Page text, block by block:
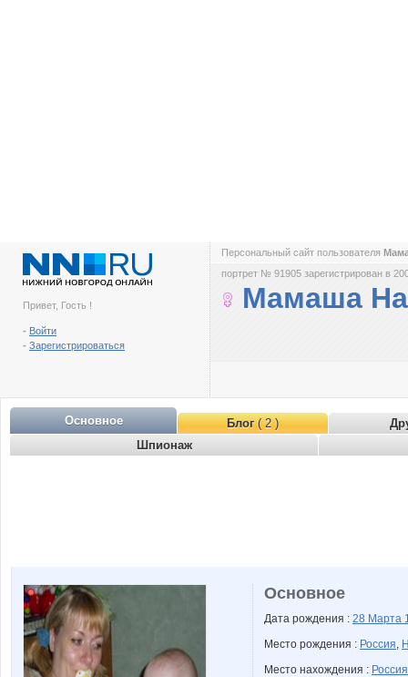
Привет, Гость !
- Войти
- Зарегистрироваться
Персональный сайт пользователя
портрет № 91905 зарегистрирован в
Мамаша
Основное Блог( 2 )
Шпионаж
Основное
Дата рождения : 28 Марта
Место рождения : Россия,
Место нахождения : Россия